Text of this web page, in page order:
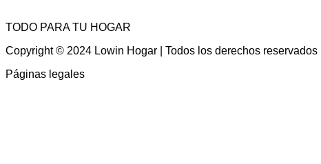
TODO PARA TU HOGAR
Copyright © 2024 Lowin Hogar | Todos los derechos reservados |
Páginas legales